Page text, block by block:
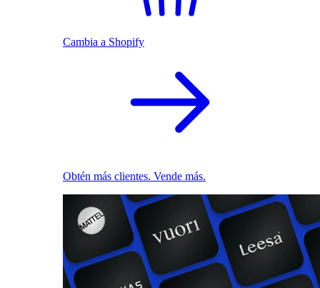
Cambia a Shopify
Obtén más clientes. Vende más.